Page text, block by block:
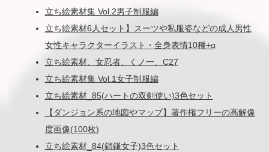
立ち絵素材集 Vol.2男子制服編
立ち絵素材6人セット】スーツや私服姿などの成人男性
女性キャラクターイラスト・全身表情10種+α
立ち絵素材、女忍者、くノ一、C27
立ち絵素材集 Vol.1女子制服編
立ち絵素材_85(ハートの双剣使い)3色セット
【ダンジョン系の地図やマップ】著作権フリーの高解像
度画像(100枚)
立ち絵素材_84(鎖鎌女子)3色セット